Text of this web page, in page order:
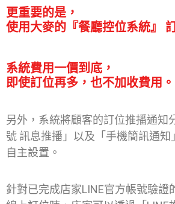
更重要的是，
使用大麥的『餐廳控位系統』
系統費用一價到底，
即使訂位再多，也不加收費用。
另外，系統將顧客的訂位推播通知
號 訊息推播」以及「手機簡訊通知
自主設置。
針對已完成店家LINE官方帳號驗證